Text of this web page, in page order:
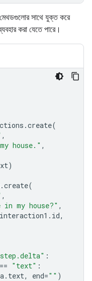
মেথডগুলোর সাথে যুক্ত করে
করা যেতে পারে।
.create(
,
house." ,
)
.create(
,
in my house?" ,
interaction1 . id,
:
== "text" :
. text, end="" )